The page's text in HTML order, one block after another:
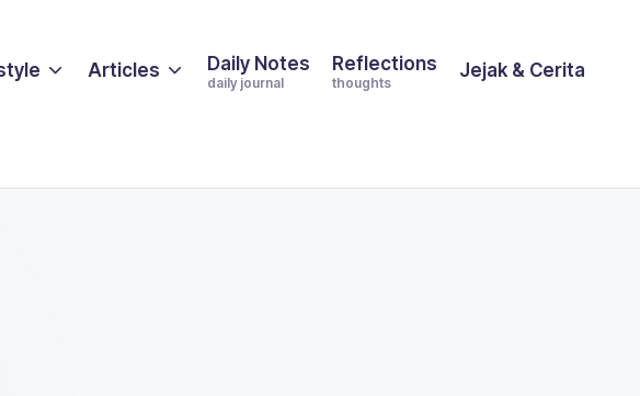
Articles Daily Notes
daily journal
Reflections
thoughts
Jejak & Cerita